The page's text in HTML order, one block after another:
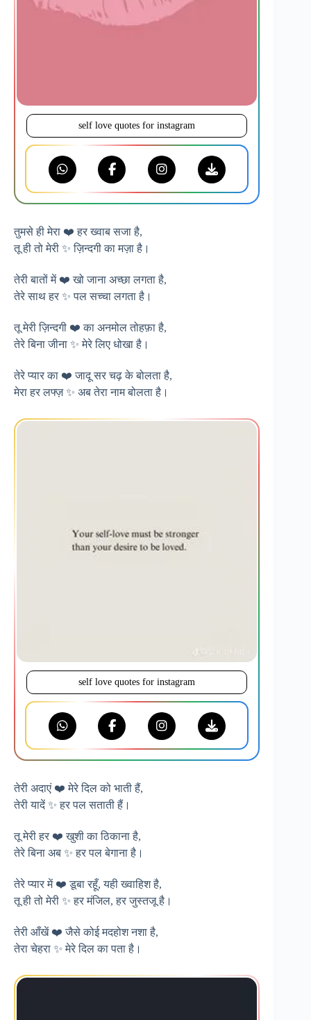
self love quotes for instagram
तुमसे ही मेरा ❤️ हर ख्वाब सजा है,
तू ही तो मेरी ✨ ज़िन्दगी का मज़ा है।
तेरी बातों में ❤️ खो जाना अच्छा लगता है,
तेरे साथ हर ✨ पल सच्चा लगता है।
तू मेरी ज़िन्दगी ❤️ का अनमोल तोहफ़ा है,
तेरे बिना जीना ✨ मेरे लिए धोखा है।
तेरे प्यार का ❤️ जादू सर चढ़ के बोलता है,
मेरा हर लफ्ज़ ✨ अब तेरा नाम बोलता है।
self love quotes for instagram
तेरी अदाएं ❤️ मेरे दिल को भाती हैं,
तेरी यादें ✨ हर पल सताती हैं।
तू मेरी हर ❤️ खुशी का ठिकाना है,
तेरे बिना अब ✨ हर पल बेगाना है।
तेरे प्यार में ❤️ डूबा रहूँ, यही ख्वाहिश है,
तू ही तो मेरी ✨ हर मंजिल, हर जुस्तजू है।
तेरी आँखें ❤️ जैसे कोई मदहोश नशा है,
तेरा चेहरा ✨ मेरे दिल का पता है।